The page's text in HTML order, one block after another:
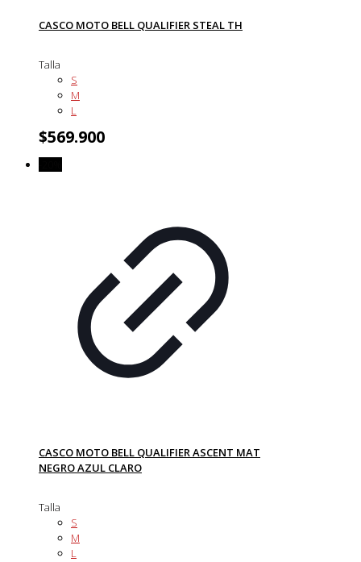
CASCO MOTO BELL QUALIFIER STEAL TH
Talla
S
M
L
$569.900
CASCO MOTO BELL QUALIFIER ASCENT MAT
NEGRO AZUL CLARO
Talla
S
M
L